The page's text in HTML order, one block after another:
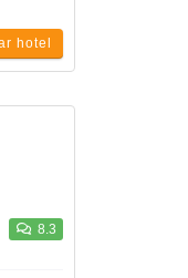
hotel
8.3